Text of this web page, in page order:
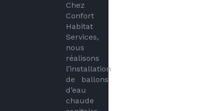
Chez
Confort
Habitat
Services,
nous
réalisons
l’installation
de ballons
d’eau
chaude